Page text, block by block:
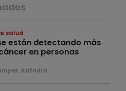
salud
están detectando más
en personas
Katedra